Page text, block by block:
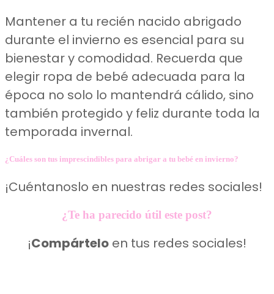
Mantener a tu recién nacido abrigado
durante el invierno es esencial para su
bienestar y comodidad. Recuerda que
elegir ropa de bebé adecuada para la
época no solo lo mantendrá cálido, sino
también protegido y feliz durante toda la
temporada invernal.
¿Cuáles son tus imprescindibles para abrigar a tu bebé en invierno?
¡Cuéntanoslo en nuestras redes sociales!
¿Te ha parecido útil este post?
¡Compártelo en tus redes sociales!